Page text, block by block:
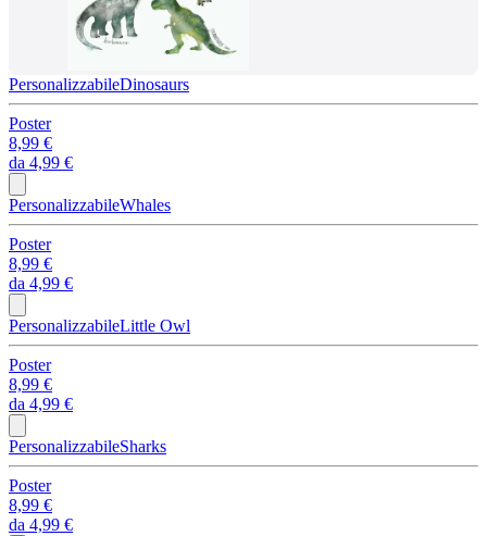
PersonalizzabileDinosaurs
Poster
8,99 €
da 4,99 €
PersonalizzabileWhales
Poster
8,99 €
da 4,99 €
PersonalizzabileLittle Owl
Poster
8,99 €
da 4,99 €
PersonalizzabileSharks
Poster
8,99 €
da 4,99 €